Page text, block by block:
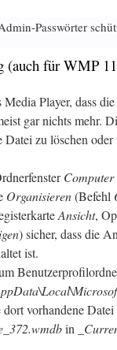
Passwörter
(auch für WMP
Player, dass
gar nichts mehr.
zu löschen oder
Computer
Organisieren(Befehl
Ansicht,
) sicher, dass die
ist.
dort vorhandene Datei
in _